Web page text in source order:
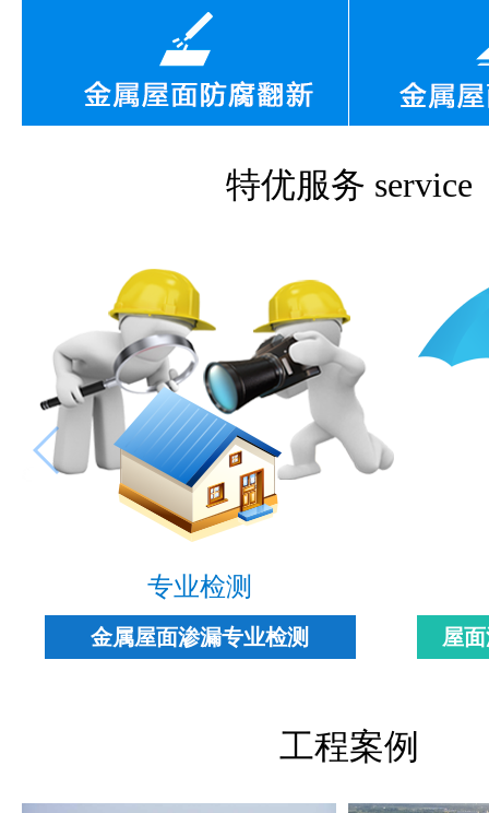
特优服务 service
专业检测
金属屋面渗漏专业检测 屋
工程案例